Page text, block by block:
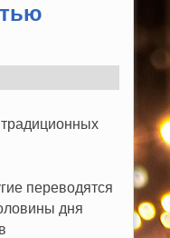
традиционных
переводятся
дня